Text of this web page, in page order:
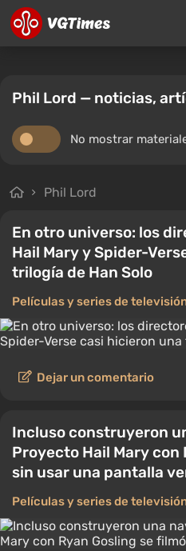
Phil Lord — noticias,
No mostrar
Phil Lord
En otro universo: los
Hail Mary y Spider-
trilogía de Han Solo
Películas y series de
Dejar un comentario
Incluso construyeron
Proyecto Hail Mary con
sin usar una pantalla
Películas y series de